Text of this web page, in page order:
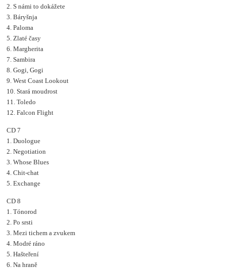
2. S námi to dokážete
3. Báryšnja
4. Paloma
5. Zlaté časy
6. Margherita
7. Sambira
8. Gogi, Gogi
9. West Coast Lookout
10. Stará moudrost
11. Toledo
12. Falcon Flight
CD 7
1. Duologue
2. Negotiation
3. Whose Blues
4. Chit-chat
5. Exchange
CD 8
1. Tónorod
2. Po srsti
3. Mezi tichem a zvukem
4. Modré ráno
5. Hašteření
6. Na hraně